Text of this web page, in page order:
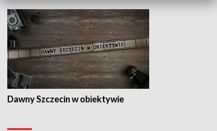
Dawny Szczecin w obiektywie